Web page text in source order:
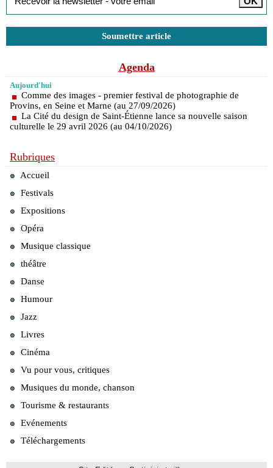
Soumettre article
Agenda
Aujourd'hui
Comme des images - premier festival de photographie de
Provins, en Seine et Marne (au 27/09/2026)
La Cité du design de Saint-Étienne lance sa nouvelle saison
culturelle le 29 avril 2026 (au 04/10/2026)
Rubriques
Accueil
Festivals
Expositions
Opéra
Musique classique
théâtre
Danse
Humour
Jazz
Livres
Cinéma
Vu pour vous, critiques
Musiques du monde, chanson
Tourisme & restaurants
Evénements
Téléchargements